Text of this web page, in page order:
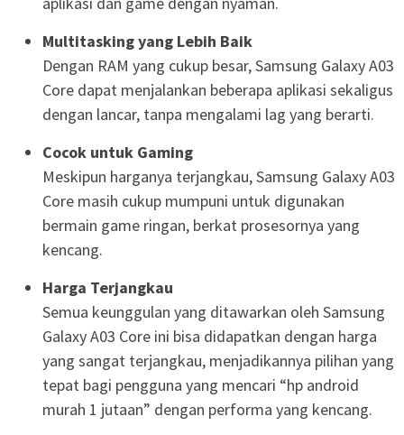
Multitasking yang Lebih Baik
Dengan RAM yang cukup besar, Samsung Galaxy A03
Core dapat menjalankan beberapa aplikasi sekaligus
dengan lancar, tanpa mengalami lag yang berarti.
Cocok untuk Gaming
Meskipun harganya terjangkau, Samsung Galaxy A03
Core masih cukup mumpuni untuk digunakan
bermain game ringan, berkat prosesornya yang
kencang.
Harga Terjangkau
Semua keunggulan yang ditawarkan oleh Samsung
Galaxy A03 Core ini bisa didapatkan dengan harga
yang sangat terjangkau, menjadikannya pilihan yang
tepat bagi pengguna yang mencari “hp android
murah 1 jutaan” dengan performa yang kencang.